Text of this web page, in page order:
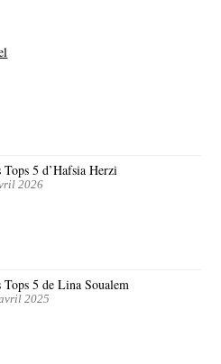
Tops 5 d’Hafsia Herzi
2026
Tops 5 de Lina Soualem
2025